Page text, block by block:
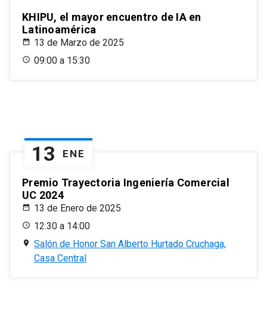
KHIPU, el mayor encuentro de IA en
Latinoamérica
13 de Marzo de 2025
09:00 a 15:30
13 ENE
Premio Trayectoria Ingeniería Comercial
UC 2024
13 de Enero de 2025
12:30 a 14:00
Salón de Honor San Alberto Hurtado Cruchaga,
Casa Central